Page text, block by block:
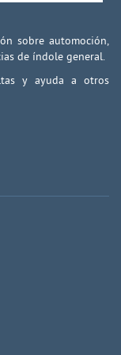
sobre automoción,
de índole general.
y ayuda a otros